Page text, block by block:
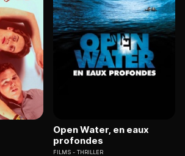
Open Water, en eaux
profondes
FILMS THRILLER